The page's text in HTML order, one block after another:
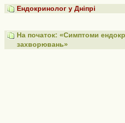
Ендокринолог у Дніпрі
На початок: «Симптоми
захворювань»